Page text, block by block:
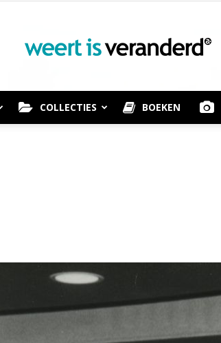
Weert
Veranderd
COLLECTIES BOEKEN